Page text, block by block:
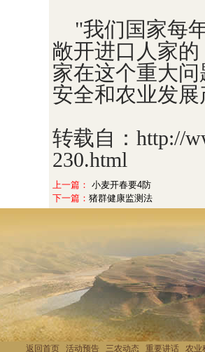
"我们国家每
敞开进口人家
家在这个重大
安全和农业发
转载自： http://
230.html
上一篇： 小麦开春要4防
下一篇： 猪群健康监测法
返回首页 活动预告 三农动态 重要讲话 农业